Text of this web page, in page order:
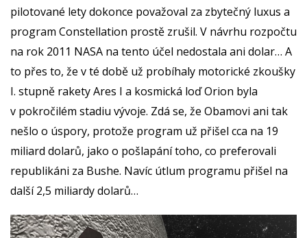
pilotované lety dokonce považoval za zbytečný luxus a
program Constellation prostě zrušil. V návrhu rozpočtu
na rok 2011 NASA na tento účel nedostala ani dolar… A
to přes to, že v té době už probíhaly motorické zkoušky
I. stupně rakety Ares I a kosmická loď Orion byla
v pokročilém stadiu vývoje. Zdá se, že Obamovi ani tak
nešlo o úspory, protože program už přišel cca na 19
miliard dolarů, jako o pošlapání toho, co preferovali
republikáni za Bushe. Navíc útlum programu přišel na
další 2,5 miliardy dolarů…